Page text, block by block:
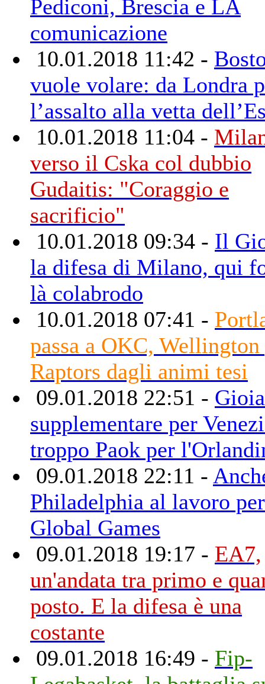
Pediconi, Brescia e LA
comunicazione
10.01.2018 11:42 -
vuole volare: da Londra
l’assalto alla vetta
10.01.2018 11:04 -
verso il Cska col dubbio
Gudaitis: "Coraggio e
sacrificio"
10.01.2018 09:34 - Il
la difesa di Milano, qui
là colabrodo
10.01.2018 07:41 -
passa a OKC,
Raptors dagli animi tesi
09.01.2018 22:51 - Gioia
supplementare per
troppo Paok per
09.01.2018 22:11 -
Philadelphia al lavoro
Global Games
09.01.2018 19:17 - EA7,
un'andata tra primo e
posto. E la difesa è una
costante
09.01.2018 16:49 - Fip-